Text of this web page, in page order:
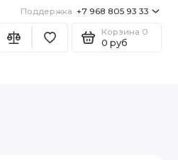
Поддержка +7 968 805 93 33
Корзина 0
0 руб